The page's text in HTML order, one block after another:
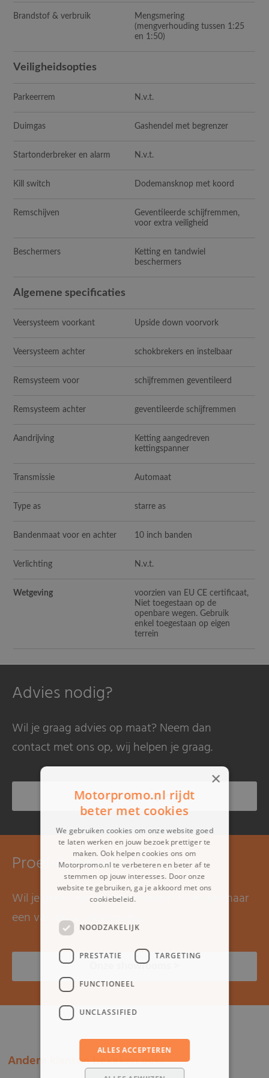
Brandstof & verbruik
Mengsmering
(mengverhouding tussen 1:25
en 1:50)
Veiligheidsopties
Parkeerrem N.v.t.
Duimgas Gashendel met begrenzer
Startonderbreker en alarm N.v.t.
Kill switch Dodemansknop met koord
Remschijven
Geventileerde schijfremmen,
voor extra veiligheid
Beschermers
Ketting en tandwiel
beschermers
Algemene specificaties
Veersysteem voorkant Upside down voorvork
Veersysteem achter schokbrekers en instelbaar
Remsysteem voor schijfremmen geventileerd
Remsysteem achter geventileerde schijfremmen
Aandrijving
Ketting aangedreven
kettingspanner
Transmissie Automaat
Type as starre as
Bandenmaat voor en achter 10 inch banden
Verlichting N.v.t.
Wetgeving
voorzien van EU CE certificaat,
Niet toegestaan op de
openbare wegen. Gebruik
enkel toegestaan op eigen
terrein
Advies nodig?
Wil je graag advies op maat? Neem dan
contact met ons op, wij helpen je graag.
Bel mij terug >
Proefrit maken?
Wil je graag een proefrit maken? Kom dan naar
een van onze showrooms.
Onze showrooms >
Andere klanten bekeken ook:
×
Motorpromo.nl rijdt
beter met cookies
We gebruiken cookies om onze website goed
te laten werken en jouw bezoek prettiger te
maken. Ook helpen cookies ons om
Motorpromo.nl te verbeteren en beter af te
stemmen op jouw interesses. Door onze
website te gebruiken, ga je akkoord met ons
cookiebeleid.
NOODZAKELIJK
PRESTATIE TARGETING
FUNCTIONEEL
UNCLASSIFIED
ALLES ACCEPTEREN